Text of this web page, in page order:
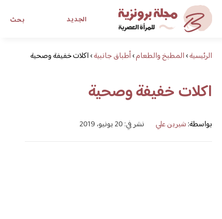
بحث الجديد
مجلة برونزية للفتاة العصرية
ابحث عن أي موضوع يهمك
الرئيسية›المطبخ والطعام›أطباق جانبية›اكلات خفيفة وصحية
اكلات خفيفة وصحية
بواسطة:شيرين علي نشر في: 20 يونيو، 2019